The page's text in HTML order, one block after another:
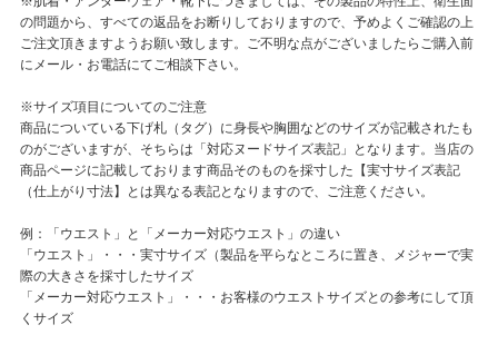
の問題から、すべての返品をお断りしておりますので、予めよくご確認の上
ご注文頂きますようお願い致します。ご不明な点がございましたらご購入前
にメール・お電話にてご相談下さい。
※サイズ項目についてのご注意
商品についている下げ札（タグ）に身長や胸囲などのサイズが記載されたも
のがございますが、そちらは「対応ヌードサイズ表記」となります。当店の
商品ページに記載しております商品そのものを採寸した【実寸サイズ表記
（仕上がり寸法】とは異なる表記となりますので、ご注意ください。
例：「ウエスト」と「メーカー対応ウエスト」の違い
「ウエスト」・・・実寸サイズ（製品を平らなところに置き、メジャーで実
際の大きさを採寸したサイズ
「メーカー対応ウエスト」・・・お客様のウエストサイズとの参考にして頂
くサイズ